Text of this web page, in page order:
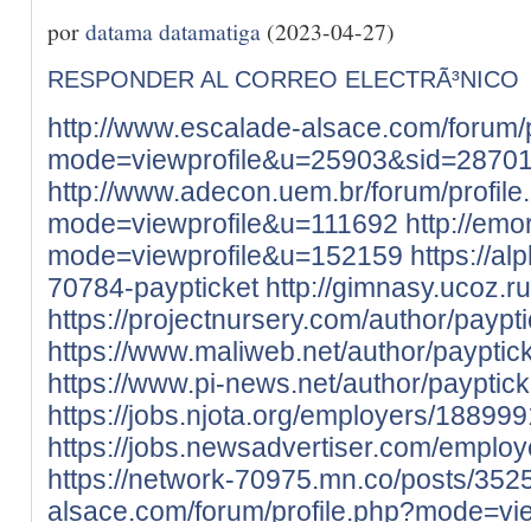
pordatama datamatiga (2023-04-27)
RESPONDER AL CORREO ELECTRÃ³NICO
http://www.escalade-alsace.com/
http://www.adecon.uem.br/forum/
mode=viewprofile&u=111692 http://
mode=viewprofile&u=152159 https://
70784-paypticket http://
https://projectnursery.com/author/
https://www.maliweb.net/author/
https://www.pi-news.net/author/
https://jobs.njota.org/employers/
https://jobs.newsadvertiser.com/
https://network-70975.mn.co/posts/
alsace.com/forum/